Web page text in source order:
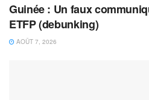
Guinée : Un faux
ETFP (debunking)
AOÛT 7, 2026